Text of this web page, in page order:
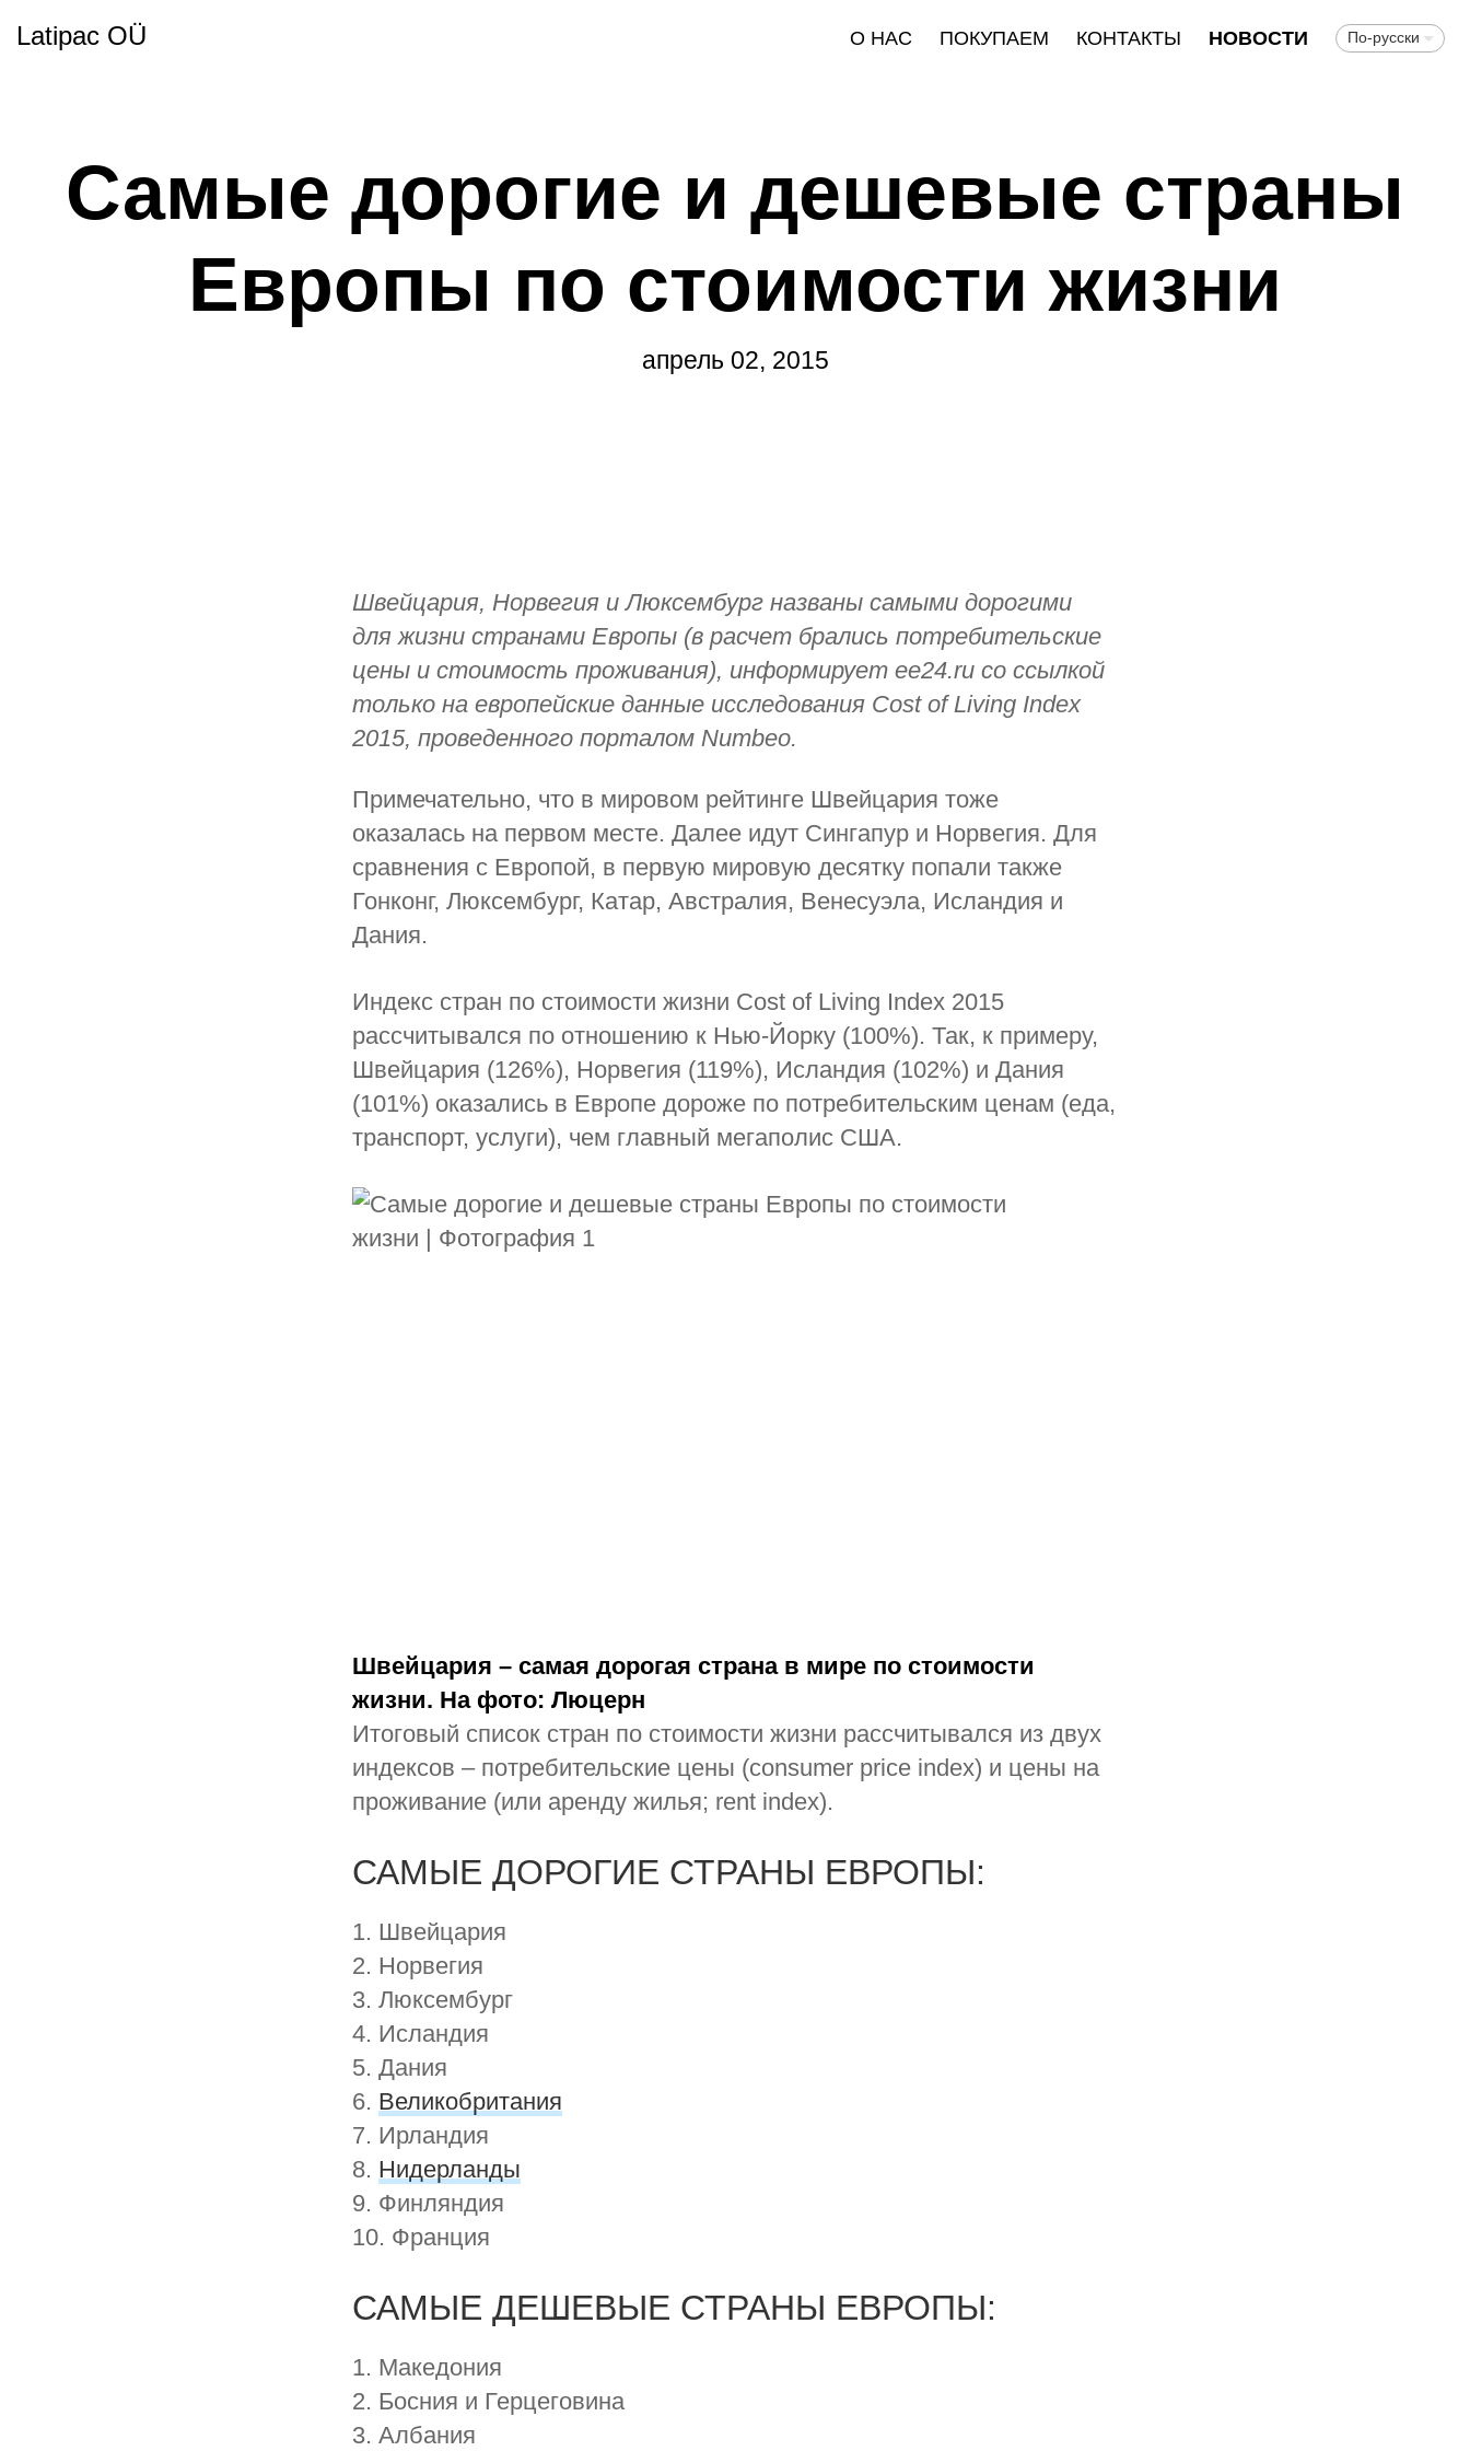
Latipac OÜ О НАС ПОКУПАЕМ КОНТАКТЫ НОВОСТИ По-русски
Самые дорогие и дешевые страны
Европы по стоимости жизни
апрель 02, 2015
Швейцария, Норвегия и Люксембург названы самыми дорогими
для жизни странами Европы (в расчет брались потребительские
цены и стоимость проживания), информирует ee24.ru со ссылкой
только на европейские данные исследования Cost of Living Index
2015, проведенного порталом Numbeo.
Примечательно, что в мировом рейтинге Швейцария тоже
оказалась на первом месте. Далее идут Сингапур и Норвегия. Для
сравнения с Европой, в первую мировую десятку попали также
Гонконг, Люксембург, Катар, Австралия, Венесуэла, Исландия и
Дания.
Индекс стран по стоимости жизни Cost of Living Index 2015
рассчитывался по отношению к Нью-Йорку (100%). Так, к примеру,
Швейцария (126%), Норвегия (119%), Исландия (102%) и Дания
(101%) оказались в Европе дороже по потребительским ценам (еда,
транспорт, услуги), чем главный мегаполис США.
Швейцария – самая дорогая страна в мире по стоимости
жизни. На фото: Люцерн
Итоговый список стран по стоимости жизни рассчитывался из двух
индексов – потребительские цены (consumer price index) и цены на
проживание (или аренду жилья; rent index).
САМЫЕ ДОРОГИЕ СТРАНЫ ЕВРОПЫ:
1. Швейцария
2. Норвегия
3. Люксембург
4. Исландия
5. Дания
6. Великобритания
7. Ирландия
8. Нидерланды
9. Финляндия
10. Франция
САМЫЕ ДЕШЕВЫЕ СТРАНЫ ЕВРОПЫ:
1. Македония
2. Босния и Герцеговина
3. Албания